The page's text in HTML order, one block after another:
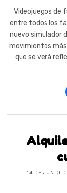
Videojuegos de
entre todos los
nuevo simulador
movimientos
que se verá
14 DE JUNIO